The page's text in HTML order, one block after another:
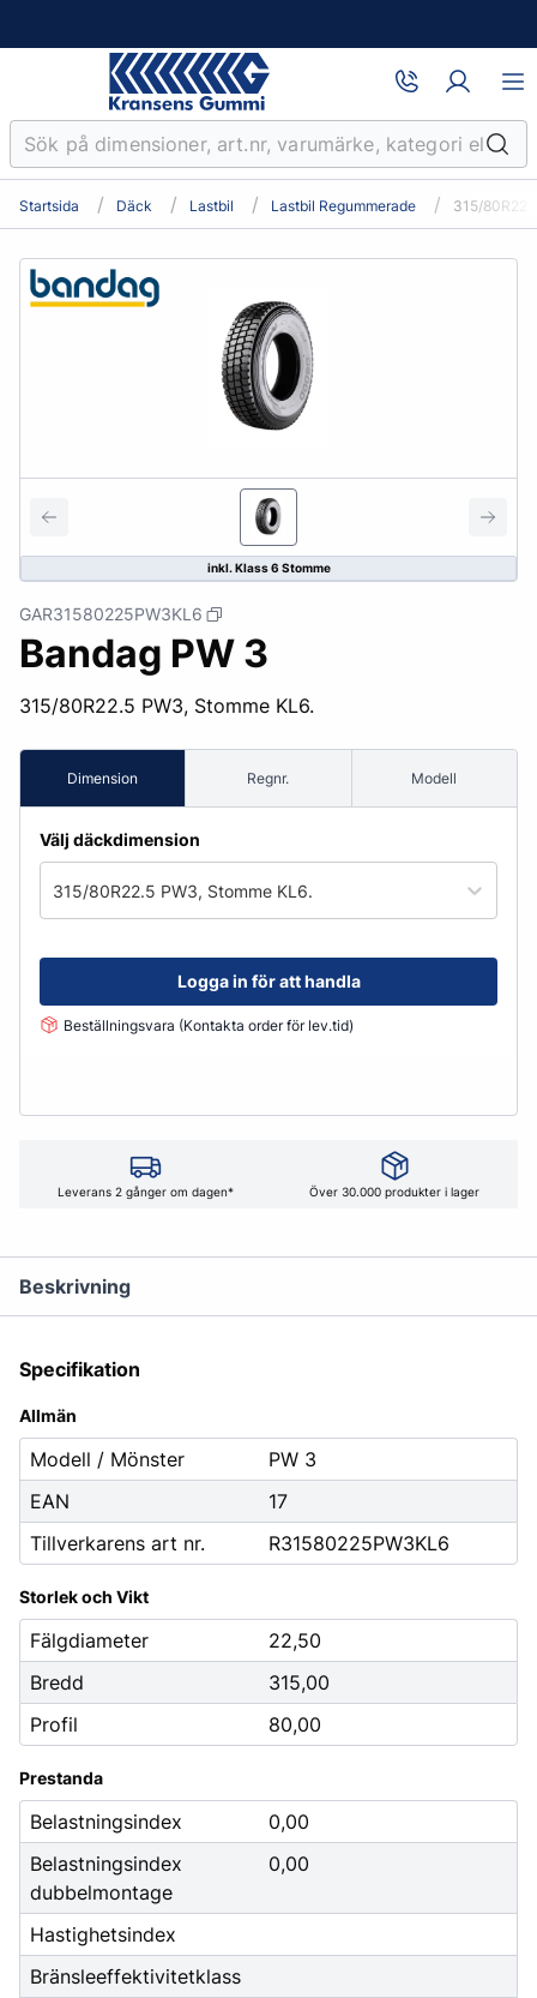
Startsida Däck Lastbil Lastbil Regummerade 315/
inkl. Klass 6 Stomme
GAR31580225PW3KL6
Bandag PW 3
315/80R22.5 PW3, Stomme KL6.
Dimension Regnr. Modell
Välj däckdimension
315/80R22.5 PW3, Stomme KL6.
Logga in för att handla
Beställningsvara (Kontakta order för lev.tid)
Leverans 2 gånger om dagen* Över 30.000 produkter i lager
Beskrivning
Specifikation
Allmän
Modell / Mönster
PW 3
EAN
17
Tillverkarens art nr.
R31580225PW3KL6
Storlek och Vikt
Fälgdiameter
22,50
Bredd
315,00
Profil
80,00
Prestanda
Belastningsindex
0,00
Belastningsindex
dubbelmontage
0,00
Hastighetsindex
Bränsleeffektivitetklass